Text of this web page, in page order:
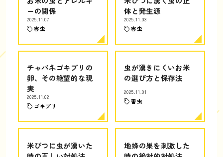
ーの関係
2025.11.07
害虫
体と発生源
2025.11.03
害虫
チャバネゴキブリの
卵、その絶望的な現
実
2025.11.02
ゴキブリ
虫が湧きにくいお米
の選び方と保存法
2025.11.01
害虫
米びつに虫が湧いた
地蜂の巣を刺激した